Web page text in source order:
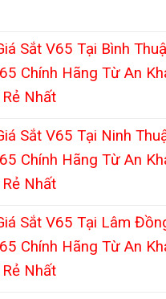
Sắt V65 Tại Bình
Chính Hãng Từ An
Nhất
Sắt V65 Tại Ninh
Chính Hãng Từ An
Nhất
Sắt V65 Tại Lâm
Chính Hãng Từ An
Nhất